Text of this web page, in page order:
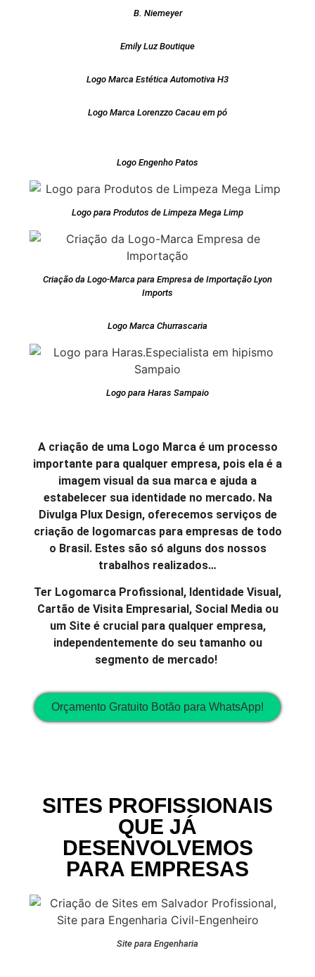
B. Niemeyer
Emily Luz Boutique
Logo Marca Estética Automotiva H3
Logo Marca Lorenzzo Cacau em pó
Logo Engenho Patos
Logo para Produtos de Limpeza Mega Limp
Criação da Logo-Marca para Empresa de Importação Lyon
Imports
Logo Marca Churrascaria
Logo para Haras Sampaio
A criação de uma Logo Marca é um processo
importante para qualquer empresa, pois ela é a
imagem visual da sua marca e ajuda a
estabelecer sua identidade no mercado. Na
Divulga Plux Design, oferecemos serviços de
criação de logomarcas para empresas de todo
o Brasil. Estes são só alguns dos nossos
trabalhos realizados…
Ter Logomarca Profissional, Identidade Visual,
Cartão de Visita Empresarial, Social Media ou
um Site é crucial para qualquer empresa,
independentemente do seu tamanho ou
segmento de mercado!
Orçamento Gratuito Botão para WhatsApp!
SITES PROFISSIONAIS
QUE JÁ
DESENVOLVEMOS
PARA EMPRESAS
Site para Engenharia